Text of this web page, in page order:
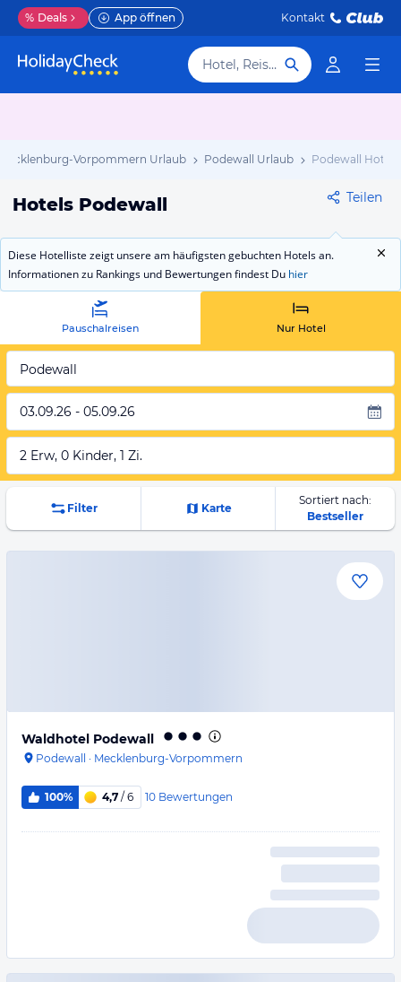
% Deals App öffnen Kontakt
Hotel, Reiseziel
Vorpommern Urlaub Podewall Urlaub Podewall Hotels
Hotels Podewall Teilen
Diese Hotelliste zeigt unsere am häufigsten gebuchten Hotels an.
Informationen zu Rankings und Bewertungen findest Du hier
Pauschalreisen Nur Hotel
Podewall
03.09.26 - 05.09.26
2 Erw, 0 Kinder, 1 Zi.
Filter Karte
Sortiert nach:
Bestseller
Waldhotel Podewall
Podewall · Mecklenburg-Vorpommern
100% 4,7 / 6 10 Bewertungen